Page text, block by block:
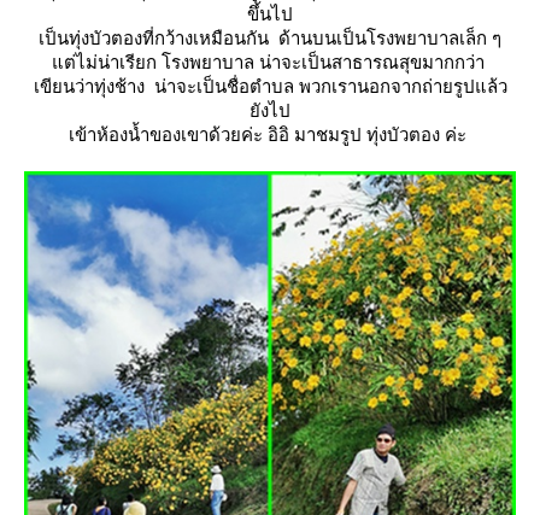
ขึ้นไป
เป็นทุ่งบัวตองที่กว้างเหมือนกัน ด้านบนเป็นโรงพยาบาลเล็ก ๆ
ต่ไม่น่าเรียก โรงพยาบาล น่าจะเป็นสาธารณสุขมากกว่า
เขียนว่าทุ่งช้าง น่าจะเป็นชื่อตำบล พวกเรานอกจากถ่ายรูปแล้ว
ังไป
เข้าห้องน้ำของเขาด้วยค่ะ อิอิ มาชมรูป ทุ่งบัวตอง ค่ะ